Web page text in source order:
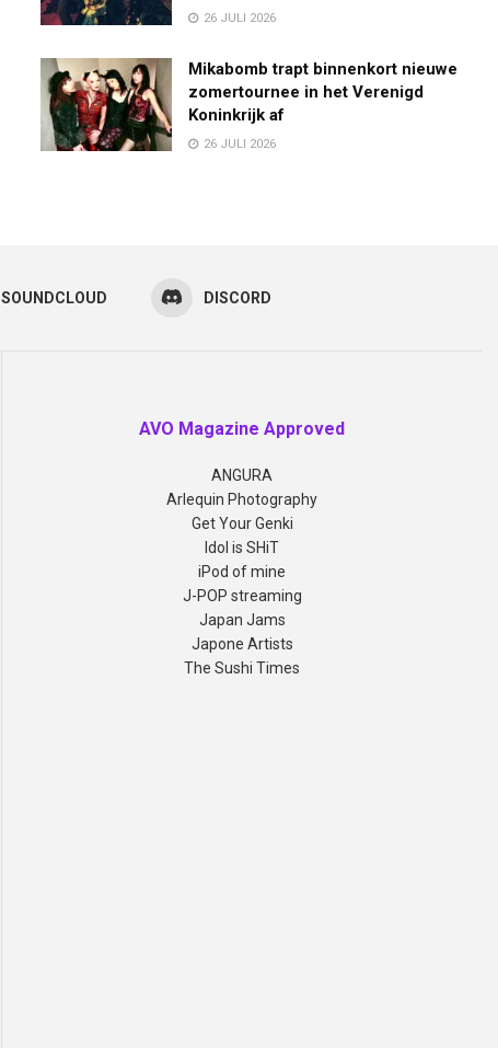
26 JULI 2026
Mikabomb trapt binnenkort nieuwe
zomertournee in het Verenigd
Koninkrijk af
26 JULI 2026
SOUNDCLOUD DISCORD
AVO Magazine Approved
ANGURA
Arlequin Photography
Get Your Genki
Idol is SHiT
iPod of mine
J-POP streaming
Japan Jams
Japone Artists
The Sushi Times